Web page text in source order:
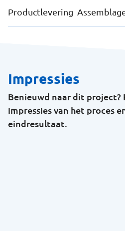
Productlevering
Impressies
Benieuwd naar dit project?
impressies van het proces
eindresultaat.